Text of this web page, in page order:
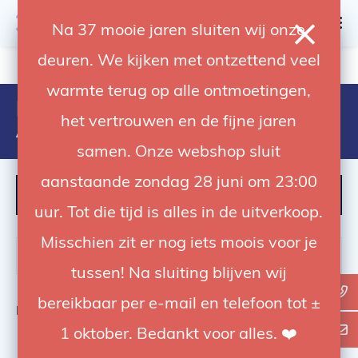
Na 37 mooie jaren sluiten wij onze
deuren. We kijken met ontzettend veel
warmte terug op alle ontmoetingen,
het vertrouwen en de fijne jaren
samen. Onze webshop sluit
aanstaande zondag 28 juni om 23:00
uur. Tot die tijd is alles in de uitverkoop.
Misschien zit er nog iets moois voor je
tussen! Na sluiting blijven wij
bereikbaar per e-mail en telefoon tot ±
1 oktober. Bedankt voor alles. ❤️
4.92 / 5 op trusted shops
Producten getagd met
AchtergrondOpslag
Bekijk0 van de 0 producten